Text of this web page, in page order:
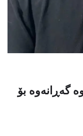
گەڕانەوە بۆ